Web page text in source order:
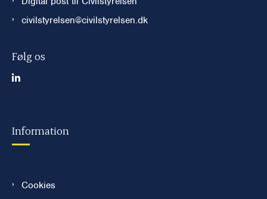
civilstyrelsen@civilstyrelsen.dk
Følg os
Information
Cookies